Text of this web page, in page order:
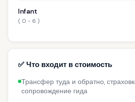
Infant
( 0 - 6 )
✅ Что входит в стоимость
Трансфер туда и обратно,
сопровождение гида